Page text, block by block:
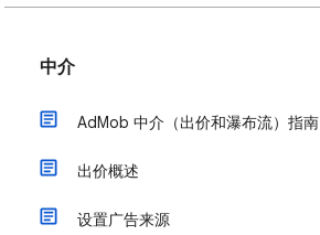
中介
AdMob 中介（出价和瀑布流）指南
出价概述
设置广告来源